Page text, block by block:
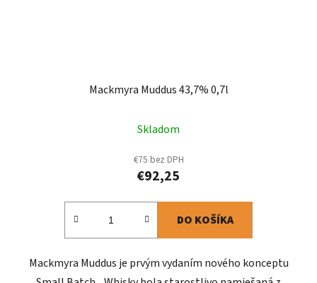
Mackmyra Muddus 43,7% 0,7l
Skladom
€75 bez DPH
€92,25
DO KOŠÍKA
Mackmyra Muddus je prvým vydaním nového konceptu